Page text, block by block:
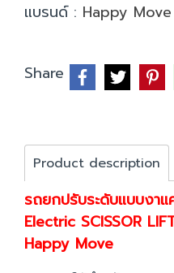
แบรนด์ : Happy Move
Share
Product description
รถยกปรับระดับแบบงา
Electric SCISSOR
Happy Move